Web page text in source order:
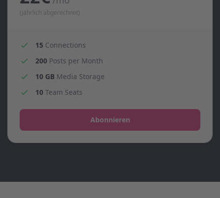
(jährlich abgerechnet)
15 Connections
200 Posts per Month
10 GB Media Storage
10 Team Seats
Abonnieren